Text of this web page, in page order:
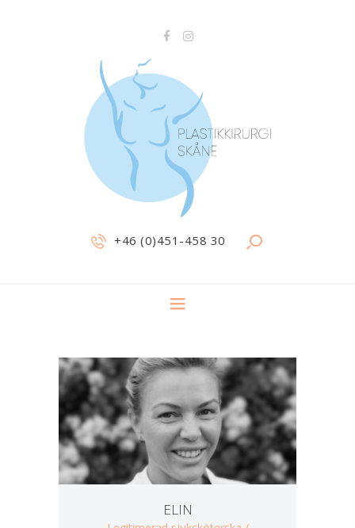
+46 (0)451-458 30
ELIN